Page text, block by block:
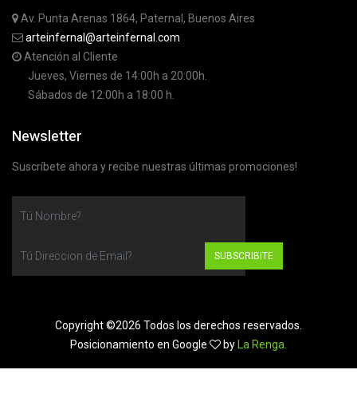
Av. Punta Arenas 1864, Paternal, Buenos Aires
arteinfernal@arteinfernal.com
Atención al Cliente
Jueves, Viernes de 14:00h a 20:00h.
Sábados de 12:00h a 18:00 h.
Newsletter
Suscríbete ahora y recibe nuestras últimas promociones!
SUBSCRIBITE
Copyright ©2026 Todos los derechos reservados.
Posicionamiento en Google
by La Renga.